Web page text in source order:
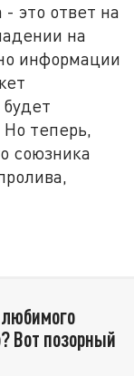
это ответ на
на
информации
теперь,
союзника
Вот позорный